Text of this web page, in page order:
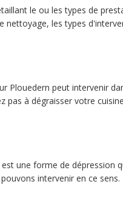
le ou les types de
nettoyage, les types
Plouedern peut intervenir
pas à dégraisser votre
une forme de dépression
intervenir en ce sens.